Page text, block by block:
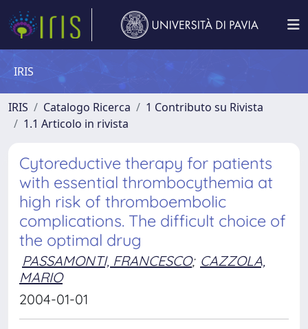
IRIS
IRIS Catalogo Ricerca
1 Contributo su Rivista
1.1 Articolo in rivista
Cytoreductive therapy for patients
with essential thrombocythemia at
high risk of thromboembolic
complications. The difficult choice of
the optimal drug
PASSAMONTI, FRANCESCO; CAZZOLA,
MARIO
2004-01-01